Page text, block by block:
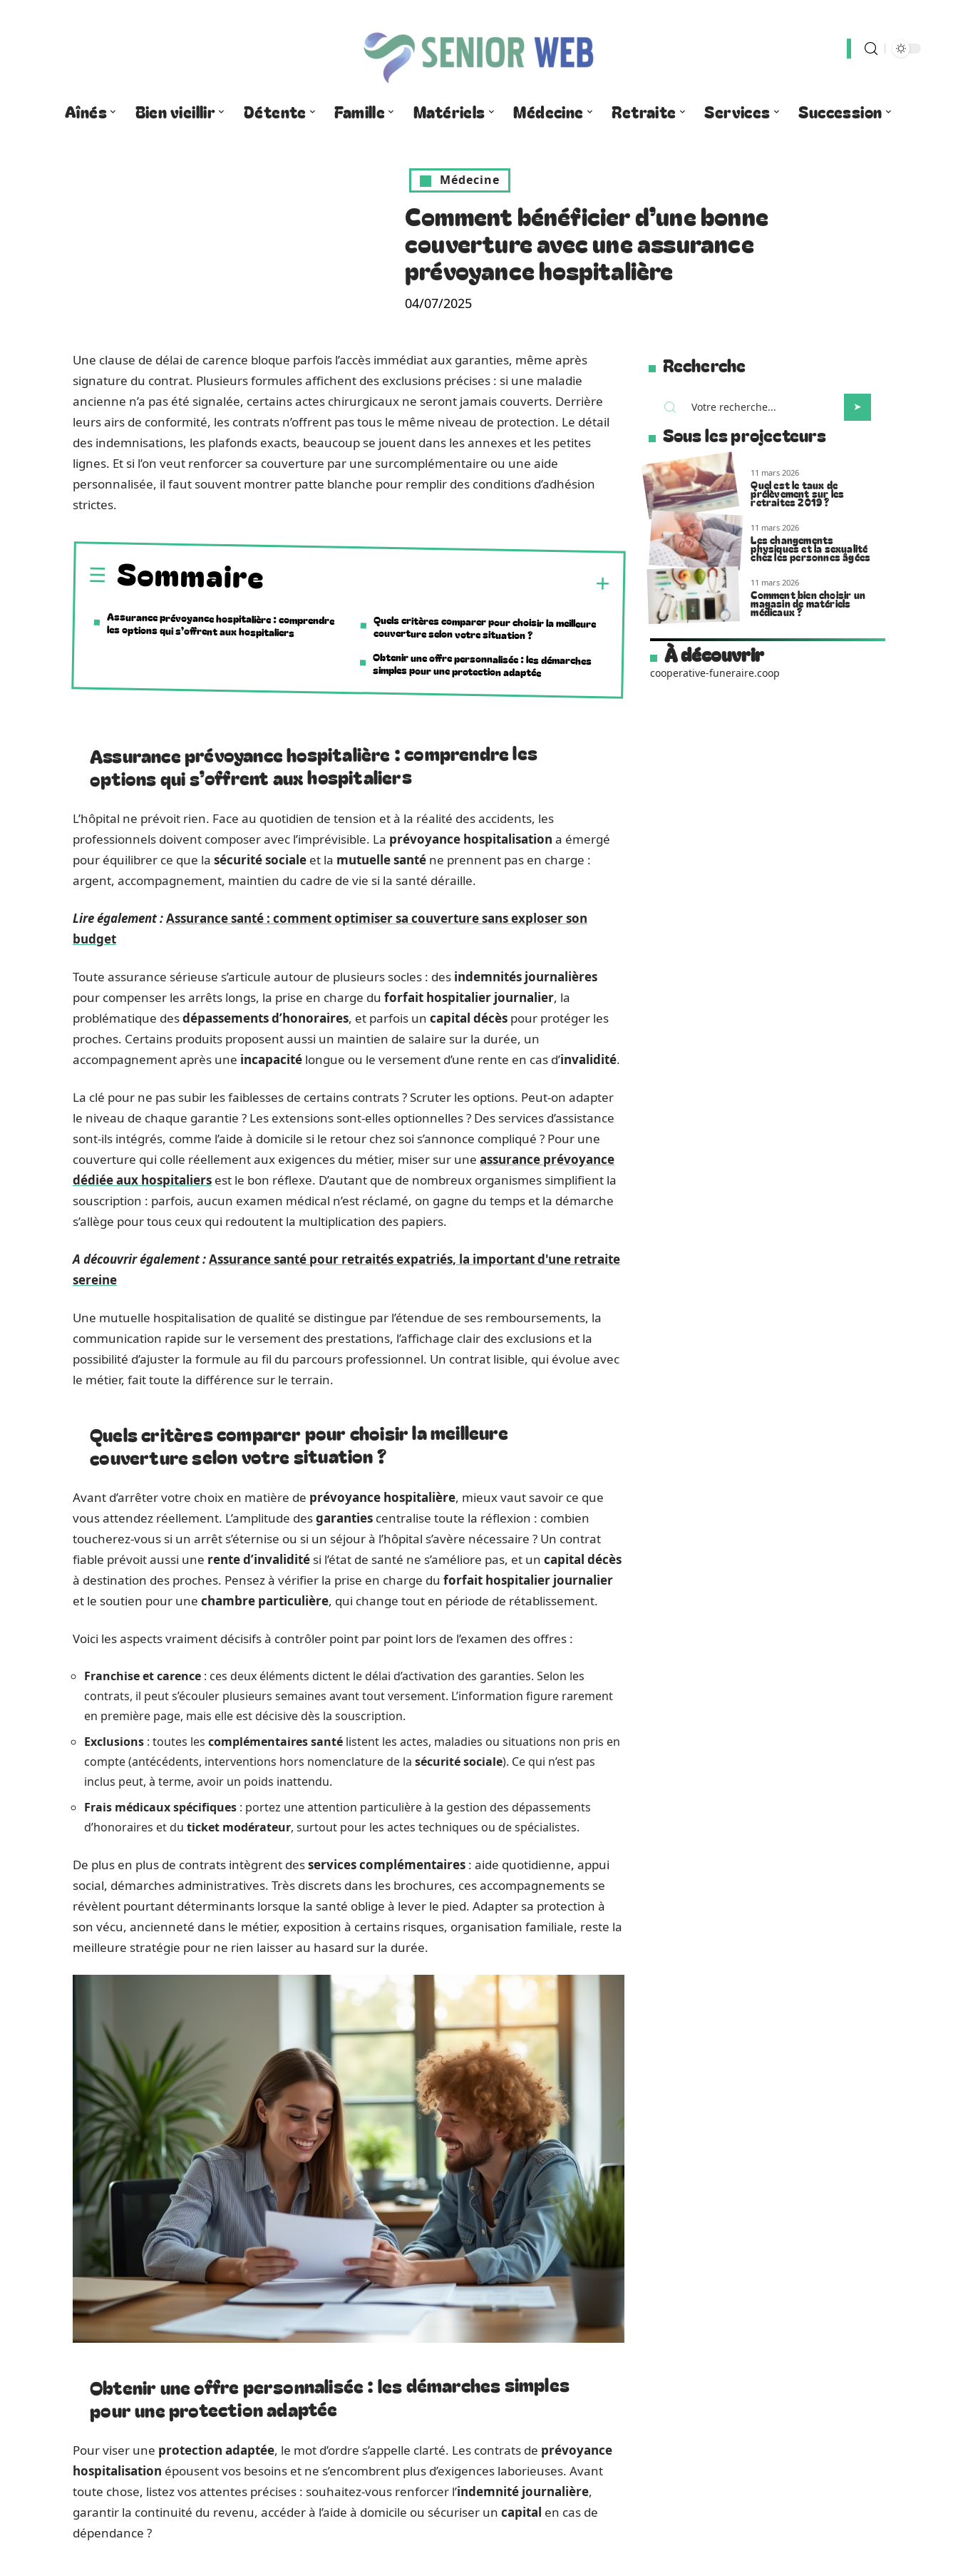
Aînés Bien vieillir Détente Famille Matériels Médecine Retraite Services Succession
Médecine
Comment bénéficier d’une bonne
couverture avec une assurance
prévoyance hospitalière
04/07/2025
Une clause de délai de carence bloque parfois l’accès immédiat aux garanties, même après
signature du contrat. Plusieurs formules affichent des exclusions précises : si une maladie
ancienne n’a pas été signalée, certains actes chirurgicaux ne seront jamais couverts. Derrière
leurs airs de conformité, les contrats n’offrent pas tous le même niveau de protection. Le détail
des indemnisations, les plafonds exacts, beaucoup se jouent dans les annexes et les petites
lignes. Et si l’on veut renforcer sa couverture par une surcomplémentaire ou une aide
personnalisée, il faut souvent montrer patte blanche pour remplir des conditions d’adhésion
strictes.
Sommaire
Assurance prévoyance hospitalière : comprendre
les options qui s’offrent aux hospitaliers
Quels critères comparer pour choisir la meilleure
couverture selon votre situation ?
Obtenir une offre personnalisée : les démarches
simples pour une protection adaptée
Assurance prévoyance hospitalière : comprendre les
options qui s’offrent aux hospitaliers
L’hôpital ne prévoit rien. Face au quotidien de tension et à la réalité des accidents, les
professionnels doivent composer avec l’imprévisible. La prévoyance hospitalisation a émergé
pour équilibrer ce que la sécurité sociale et la mutuelle santé ne prennent pas en charge :
argent, accompagnement, maintien du cadre de vie si la santé déraille.
Lire également :Assurance santé : comment optimiser sa couverture sans exploser son
budget
Toute assurance sérieuse s’articule autour de plusieurs socles : des indemnités journalières
pour compenser les arrêts longs, la prise en charge du forfait hospitalier journalier, la
problématique desdépassements d’honoraires, et parfois un capital décès pour protéger les
proches. Certains produits proposent aussi un maintien de salaire sur la durée, un
accompagnement après une incapacité longue ou le versement d’une rente en cas d’invalidité.
La clé pour ne pas subir les faiblesses de certains contrats ? Scruter les options. Peut-on adapter
le niveau de chaque garantie ? Les extensions sont-elles optionnelles ? Des services d’assistance
sont-ils intégrés, comme l’aide à domicile si le retour chez soi s’annonce compliqué ? Pour une
couverture qui colle réellement aux exigences du métier, miser sur une assurance prévoyance
dédiée aux hospitaliers est le bon réflexe. D’autant que de nombreux organismes simplifient la
souscription : parfois, aucun examen médical n’est réclamé, on gagne du temps et la démarche
s’allège pour tous ceux qui redoutent la multiplication des papiers.
A découvrir également :Assurance santé pour retraités expatriés, la important d'une retraite
sereine
Une mutuelle hospitalisation de qualité se distingue par l’étendue de ses remboursements, la
communication rapide sur le versement des prestations, l’affichage clair des exclusions et la
possibilité d’ajuster la formule au fil du parcours professionnel. Un contrat lisible, qui évolue avec
le métier, fait toute la différence sur le terrain.
Quels critères comparer pour choisir la meilleure
couverture selon votre situation ?
Avant d’arrêter votre choix en matière de prévoyance hospitalière, mieux vaut savoir ce que
vous attendez réellement. L’amplitude desgaranties centralise toute la réflexion : combien
toucherez-vous si un arrêt s’éternise ou si un séjour à l’hôpital s’avère nécessaire ? Un contrat
fiable prévoit aussi une rente d’invalidité si l’état de santé ne s’améliore pas, et un capital décès
à destination des proches. Pensez à vérifier la prise en charge du forfait hospitalier journalier
et le soutien pour une chambre particulière, qui change tout en période de rétablissement.
Voici les aspects vraiment décisifs à contrôler point par point lors de l’examen des offres :
Franchise et carence : ces deux éléments dictent le délai d’activation des garanties. Selon les
contrats, il peut s’écouler plusieurs semaines avant tout versement. L’information figure rarement
en première page, mais elle est décisive dès la souscription.
Exclusions : toutes les complémentaires santé listent les actes, maladies ou situations non pris en
compte (antécédents, interventions hors nomenclature de la sécurité sociale). Ce qui n’est pas
inclus peut, à terme, avoir un poids inattendu.
Frais médicaux spécifiques : portez une attention particulière à la gestion des dépassements
d’honoraires et du ticket modérateur, surtout pour les actes techniques ou de spécialistes.
De plus en plus de contrats intègrent desservices complémentaires : aide quotidienne, appui
social, démarches administratives. Très discrets dans les brochures, ces accompagnements se
révèlent pourtant déterminants lorsque la santé oblige à lever le pied. Adapter sa protection à
son vécu, ancienneté dans le métier, exposition à certains risques, organisation familiale, reste la
meilleure stratégie pour ne rien laisser au hasard sur la durée.
Obtenir une offre personnalisée : les démarches simples
pour une protection adaptée
Pour viser une protection adaptée, le mot d’ordre s’appelle clarté. Les contrats de prévoyance
hospitalisation épousent vos besoins et ne s’encombrent plus d’exigences laborieuses. Avant
toute chose, listez vos attentes précises : souhaitez-vous renforcer l’indemnité journalière,
garantir la continuité du revenu, accéder à l’aide à domicile ou sécuriser un capital en cas de
dépendance ?
Recherche
Sous les projecteurs
11 mars 2026
Quel est le taux de
prélèvement sur les
retraites 2019 ?
11 mars 2026
Les changements
physiques et la sexualité
chez les personnes âgées
11 mars 2026
Comment bien choisir un
magasin de matériels
médicaux ?
À découvrir
cooperative-funeraire.coop